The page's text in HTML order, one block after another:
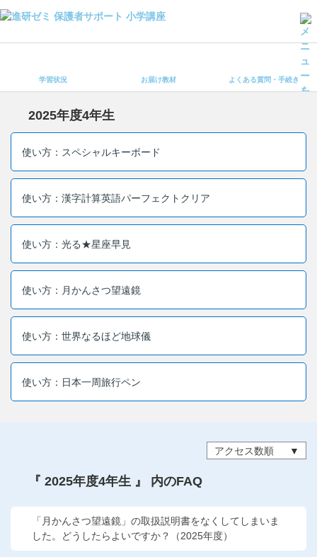
よくある質問・手続き
会員ページへログイン
よくある質問・お問い合わせ
お問い合わせ窓口
他の講座のよくある質問・手続きはこちら
こどもちゃれんじ
学習状況 お届け教材 よくある質問・手続き
2025年度4年生
使い方：スペシャルキーボード
使い方：漢字計算英語パーフェクトクリア
使い方：光る★星座早見
使い方：月かんさつ望遠鏡
使い方：世界なるほど地球儀
使い方：日本一周旅行ペン
アクセス数順
『 2025年度4年生 』 内のFAQ
「月かんさつ望遠鏡」の取扱説明書をなくしてしまいま
した。どうしたらよいですか？（2025年度）